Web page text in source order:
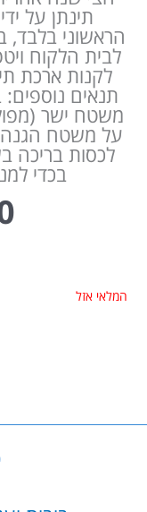
תינתן על
הראשוני בלבד,
לבית הלקוח
לקנות ארכת
תנאים
משטח ישר
על משטח הגנה:
בכדי
המלאי אזל